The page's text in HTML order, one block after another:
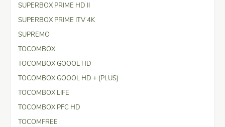
SUPERBOX PRIME HD II
SUPERBOX PRIME ITV 4K
SUPREMO
TOCOMBOX
TOCOMBOX GOOOL HD
TOCOMBOX GOOOL HD + (PLUS)
TOCOMBOX LIFE
TOCOMBOX PFC HD
TOCOMFREE